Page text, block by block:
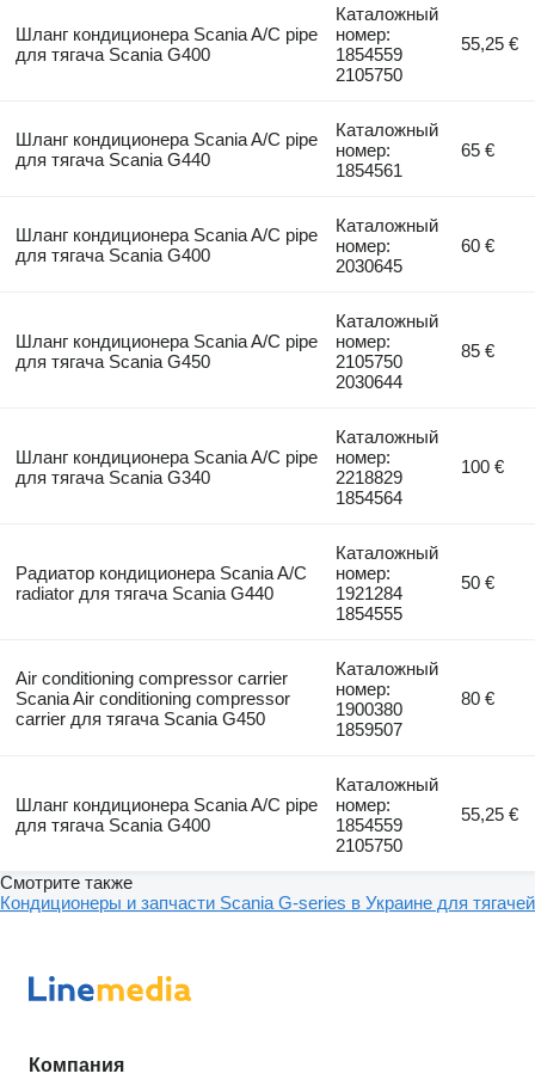
Шланг кондиционера Scania A/C pipe
для тягача Scania G400
Каталожный
номер:
1854559
2105750
55,25 €
Шланг кондиционера Scania A/C pipe
для тягача Scania G440
Каталожный
номер:
1854561
65 €
Шланг кондиционера Scania A/C pipe
для тягача Scania G400
Каталожный
номер:
2030645
60 €
Шланг кондиционера Scania A/C pipe
для тягача Scania G450
Каталожный
номер:
2105750
2030644
85 €
Шланг кондиционера Scania A/C pipe
для тягача Scania G340
Каталожный
номер:
2218829
1854564
100 €
Радиатор кондиционера Scania A/C
radiator для тягача Scania G440
Каталожный
номер:
1921284
1854555
50 €
Air conditioning compressor carrier
Scania Air conditioning compressor
carrier для тягача Scania G450
Каталожный
номер:
1900380
1859507
80 €
Шланг кондиционера Scania A/C pipe
для тягача Scania G400
Каталожный
номер:
1854559
2105750
55,25 €
Смотрите также
Кондиционеры и запчасти Scania G-series в Украине для тягачей
Компания